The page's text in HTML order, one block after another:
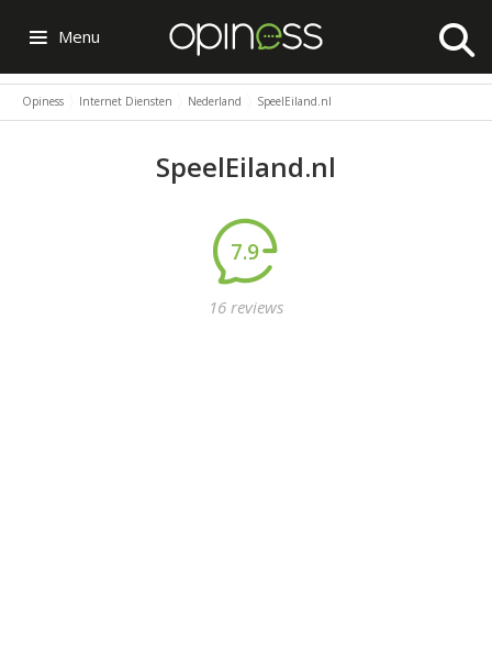
Menu
Opiness Internet Diensten Nederland SpeelEiland.nl
SpeelEiland.nl
7.9
16 reviews